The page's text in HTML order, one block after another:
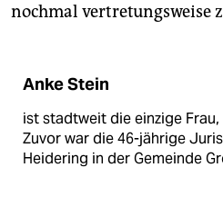
nochmal vertretungsweise
Anke Stein
ist stadtweit die einzige
Zuvor war die 46-jährige
Heidering in der Gemeinde